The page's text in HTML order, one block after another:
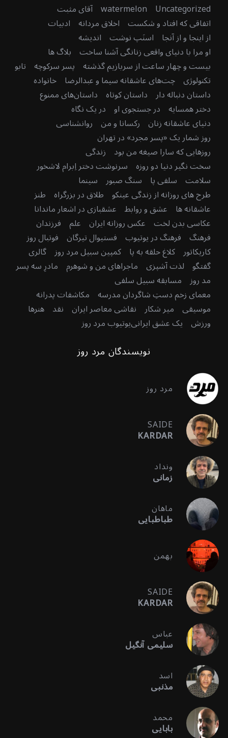
Uncategorized
watermelon آقای مثبت
اتفاقی که افتاد و شکست اخلاق مردانه ادبیات
از اینجا و از آنجا اسنَپ نوشت اندیشه
او مرا با دنیای واقعی زنانگی آشنا ساخت بلاگ ها
بیست و چهار ساعت از سربازیم گذشته پسر سرکوچه تابو
تکنولوژی چت‌های عاشقانه سیما و عبدالرضا خانواده
داستان دنباله دار داستان کوتاه داستان‌های ممنوع
دختر همسایه در جستجوی او در یک نگاه
دنیای عاشقانه زنان رکسانا و من روانشناسی
روز شمار یک «پسر مجرد» در تهران
روزهایی که سارا صیغه من بود زندگی
سخت نگیر دنیا دو روزه سرنوشت دختر اِبرام لاشخور
سلامت سلفی پا سنگ صبور سینما
طرح های روزانه از زندگی عینکو طلاق در بزرگراه طنز
عاشقانه ها عشق و روابط عشقبازی در اشعار ماندانا
عکاسی بدن لخت عکس روزانه ایران علم فرزندان
فرهنگ فرهنگ در یوتیوب فستیوال تیرگان فوتبال روز
کاریکاتور کلاغ حلقه به پا کمپین سبیل مرد روز گالری
گفتگو لذت آشپزی ماجراهای من و شوهرم مادرِ سه پسر
مد روز مسابقه سبیل سلفی
معمای زخم دستِ شاگردان مدرسه مکاشفات پدرانه
موسیقی میر شکار نقاشی معاصر ایران نقد هنرها
ورزش یک عشق ایرانییوتیوب مرد روز
نویسندگان مرد روز
مرد روز
SAIDE
KARDAR
ونداد
زمانی
ماهان
طباطبایی
بهمن
SAIDE
KARDAR
عباس
سلیمی آنگیل
اسد
مذنبی
محمد
بابایی
r